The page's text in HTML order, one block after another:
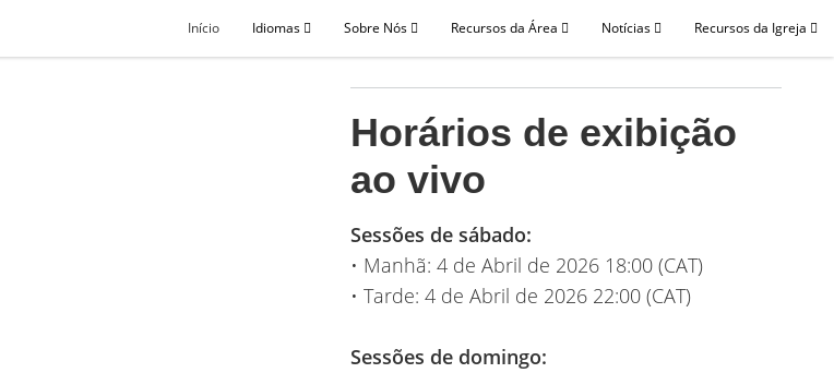
Início Idiomas Sobre Nós Recursos da Área Notícias Recursos da Igreja
Horários de exibição
ao vivo
Sessões de sábado:
• Manhã: 4 de Abril de 2026 18:00 (CAT)
• Tarde: 4 de Abril de 2026 22:00 (CAT)
Sessões de domingo: